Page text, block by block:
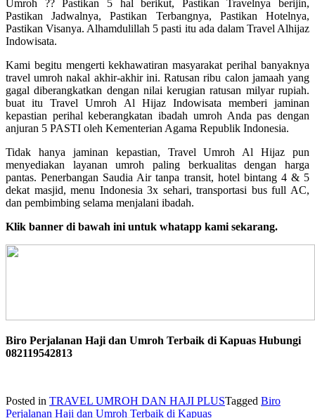
Umroh ?? Pastikan 5 hal berikut, Pastikan Travelnya berijin,
Pastikan Jadwalnya, Pastikan Terbangnya, Pastikan Hotelnya,
Pastikan Visanya. Alhamdulillah 5 pasti itu ada dalam Travel Alhijaz
Indowisata.
Kami begitu mengerti kekhawatiran masyarakat perihal banyaknya
travel umroh nakal akhir-akhir ini. Ratusan ribu calon jamaah yang
gagal diberangkatkan dengan nilai kerugian ratusan milyar rupiah.
buat itu Travel Umroh Al Hijaz Indowisata memberi jaminan
kepastian perihal keberangkatan ibadah umroh Anda pas dengan
anjuran 5 PASTI oleh Kementerian Agama Republik Indonesia.
Tidak hanya jaminan kepastian, Travel Umroh Al Hijaz pun
menyediakan layanan umroh paling berkualitas dengan harga
pantas. Penerbangan Saudia Air tanpa transit, hotel bintang 4 & 5
dekat masjid, menu Indonesia 3x sehari, transportasi bus full AC,
dan pembimbing selama menjalani ibadah.
Klik banner di bawah ini untuk whatapp kami sekarang.
Biro Perjalanan Haji dan Umroh Terbaik di Kapuas Hubungi
082119542813
Posted in TRAVEL UMROH DAN HAJI PLUSTagged Biro
Perjalanan Haji dan Umroh Terbaik di Kapuas